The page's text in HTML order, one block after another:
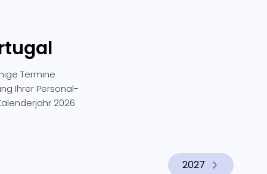
Termine
Ihrer Personal-
2026
2027